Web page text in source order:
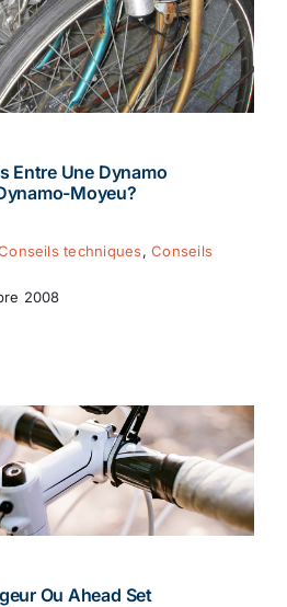
Entre Une Dynamo
Moyeu?
techniques,Conseils
2008
Ou Ahead Set